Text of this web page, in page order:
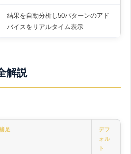
結果を自動分析し50パターンのアド
バイスをリアルタイム表示
解説
足
デフ
ォル
ト